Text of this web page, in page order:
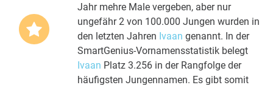
Jahr mehre Male vergeben, aber nur
ungefähr 2 von 100.000 Jungen wurden in
den letzten Jahren Ivaan genannt. In der
SmartGenius-Vornamensstatistik belegt
Ivaan Platz 3.256 in der Rangfolge der
häufigsten Jungennamen. Es gibt somit